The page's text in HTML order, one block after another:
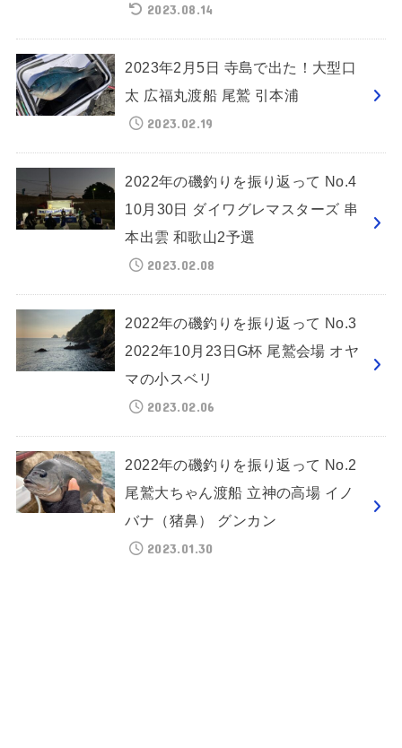
2023.08.14
2023年2月5日 寺島で出た！大型口
太 広福丸渡船 尾鷲 引本浦
2023.02.19
2022年の磯釣りを振り返って No.4
10月30日 ダイワグレマスターズ 串
本出雲 和歌山2予選
2023.02.08
2022年の磯釣りを振り返って No.3
2022年10月23日G杯 尾鷲会場 オヤ
マの小スベリ
2023.02.06
2022年の磯釣りを振り返って No.2
尾鷲大ちゃん渡船 立神の高場 イノ
バナ（猪鼻） グンカン
2023.01.30